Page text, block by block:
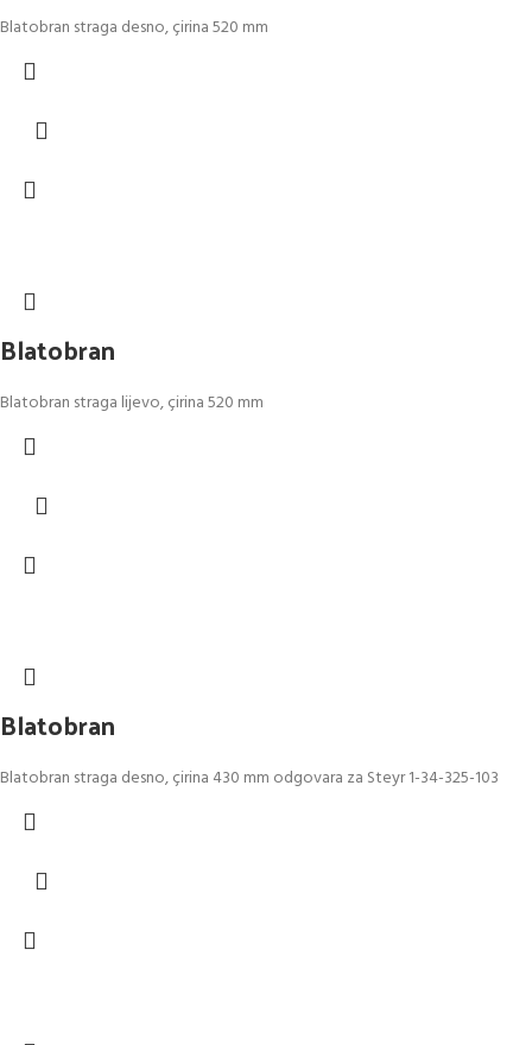
Blatobran straga desno, çirina 520 mm
Blatobran
Blatobran straga lijevo, çirina 520 mm
Blatobran
Blatobran straga desno, çirina 430 mm odgovara za Steyr 1-34-325-103